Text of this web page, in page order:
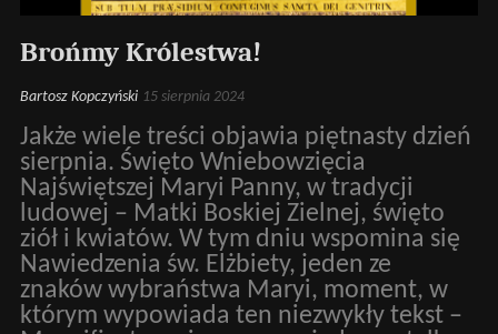
Brońmy Królestwa!
Bartosz Kopczyński 15 sierpnia 2024
Jakże wiele treści objawia piętnasty dzień
sierpnia. Święto Wniebowzięcia
Najświętszej Maryi Panny, w tradycji
ludowej – Matki Boskiej Zielnej, święto
ziół i kwiatów. W tym dniu wspomina się
Nawiedzenia św. Elżbiety, jeden ze
znaków wybraństwa Maryi, moment, w
którym wypowiada ten niezwykły tekst –